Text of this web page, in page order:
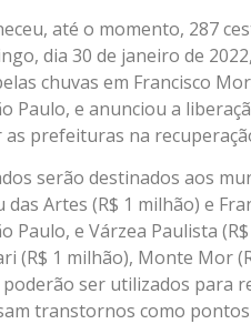
até o momento, 287
dia 30 de janeiro de
chuvas em Francisco
Paulo, e anunciou a
as prefeituras na
serão destinados aos
das Artes (R$ 1 milhão) e
Paulo, e Várzea Paulista
(R$ 1 milhão), Monte Mor
poderão ser utilizados para
transtornos como